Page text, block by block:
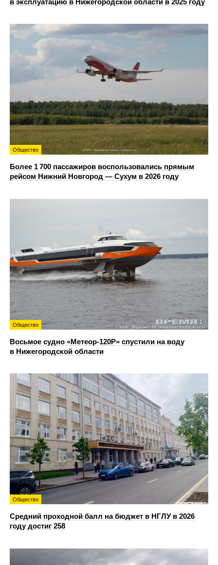
в эксплуатацию в Нижегородской области в 2025 году
Общество
Более 1 700 пассажиров воспользовались прямым
рейсом Нижний Новгород — Сухум в 2026 году
Общество
Восьмое судно «Метеор-120Р» спустили на воду
в Нижегородской области
Общество
Средний проходной балл на бюджет в НГЛУ в 2026
году достиг 258